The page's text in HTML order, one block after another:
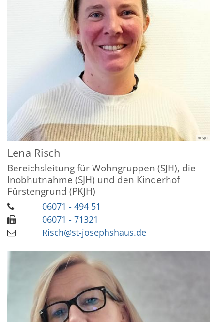
© SJH
Lena Risch
Bereichsleitung für Wohngruppen (SJH), die
Inobhutnahme (SJH) und den Kinderhof
Fürstengrund (PKJH)
06071 - 494 51
06071 - 71321
Risch@st-josephshaus.de